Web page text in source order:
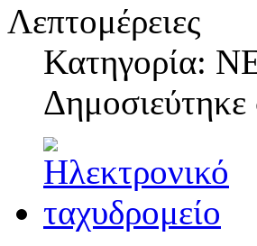
Λεπτομέρειες
Κατηγορία:
Δημοσιεύτηκε